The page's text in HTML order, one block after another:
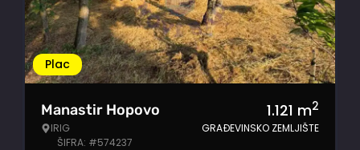
Plac
Manastir Hopovo
IRIG
ŠIFRA: #574237
1.121 m2
GRAĐEVINSKO ZEMLJIŠTE